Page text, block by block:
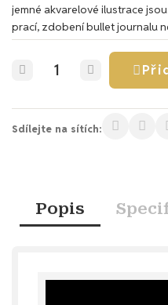
jemné akvarelové ilustrace
prací, zdobení bullet journalu
Sdílejte na sítích:
Popis